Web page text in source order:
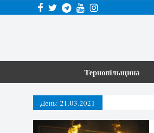
Тернопільщина
День: 21.03.2021